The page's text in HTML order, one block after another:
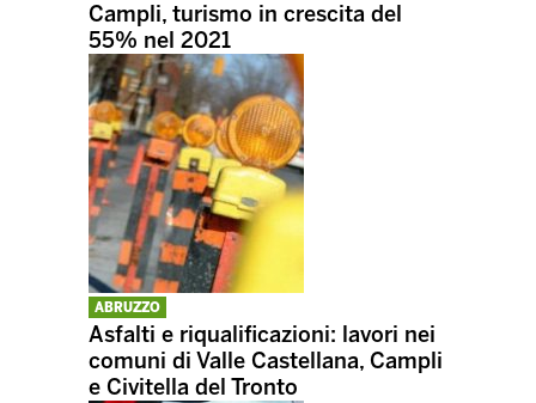
Campli, turismo in crescita del
55% nel 2021
ABRUZZO
Asfalti e riqualificazioni: lavori nei
comuni di Valle Castellana, Campli
e Civitella del Tronto